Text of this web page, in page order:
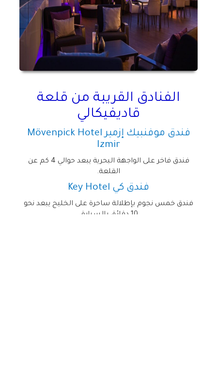
الفنادق القريبة من قلعة
قاديفيكالي
فندق موفنبيك إزمير Mövenpick Hotel
Izmir
فندق فاخر على الواجهة البحرية يبعد حوالي 4 كم عن
القلعة.
فندق كي Key Hotel
فندق خمس نجوم بإطلالة ساحرة على الخليج يبعد نحو
10 دقائق بالسيارة